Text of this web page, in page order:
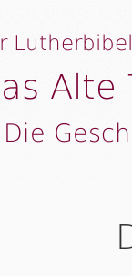
Alte
Die